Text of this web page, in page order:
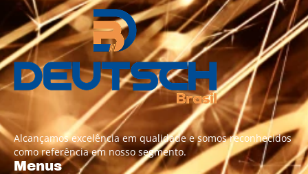
Alcançamos excelência em qualidade e somos reconhecidos
como referência em nosso segmento.
Menus